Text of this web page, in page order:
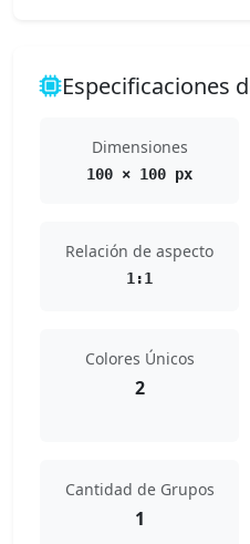
Especificaciones
Dimensiones
100 × 100 px
Relación de aspecto
1:1
Colores Únicos
2
Cantidad de Grupos
1